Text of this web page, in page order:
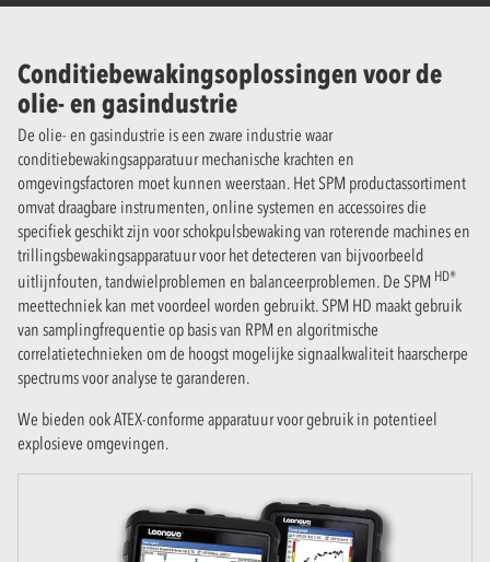
Conditiebewakingsoplossingen voor de
olie- en gasindustrie
De olie- en gasindustrie is een zware industrie waar
conditiebewakingsapparatuur mechanische krachten en
omgevingsfactoren moet kunnen weerstaan. Het SPM productassortiment
omvat draagbare instrumenten, online systemen en accessoires die
specifiek geschikt zijn voor schokpulsbewaking van roterende machines en
trillingsbewakingsapparatuur voor het detecteren van bijvoorbeeld
uitlijnfouten, tandwielproblemen en balanceerproblemen. De SPM HD®
meettechniek kan met voordeel worden gebruikt. SPM HD maakt gebruik
van samplingfrequentie op basis van RPM en algoritmische
correlatietechnieken om de hoogst mogelijke signaalkwaliteit haarscherpe
spectrums voor analyse te garanderen.
We bieden ook ATEX-conforme apparatuur voor gebruik in potentieel
explosieve omgevingen.